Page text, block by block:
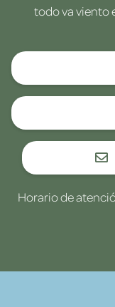
todo va viento
Horario de